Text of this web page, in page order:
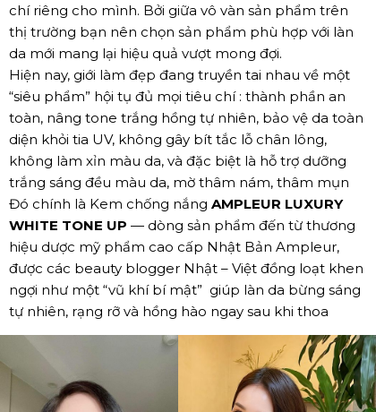
chí riêng cho mình. Bởi giữa vô vàn sản phẩm trên
thị trường bạn nên chọn sản phẩm phù hợp với làn
da mới mang lại hiệu quả vượt mong đợi.
Hiện nay, giới làm đẹp đang truyền tai nhau về một
“siêu phẩm” hội tụ đủ mọi tiêu chí : thành phần an
toàn, nâng tone trắng hồng tự nhiên, bảo vệ da toàn
diện khỏi tia UV, không gây bít tắc lỗ chân lông,
không làm xỉn màu da, và đặc biệt là hỗ trợ dưỡng
trắng sáng đều màu da, mờ thâm nám, thâm mụn
Đó chính là Kem chống nắng AMPLEUR LUXURY
WHITE TONE UP — dòng sản phẩm đến từ thương
hiệu dược mỹ phẩm cao cấp Nhật Bản Ampleur,
được các beauty blogger Nhật – Việt đồng loạt khen
ngợi như một “vũ khí bí mật” giúp làn da bừng sáng
tự nhiên, rạng rỡ và hồng hào ngay sau khi thoa